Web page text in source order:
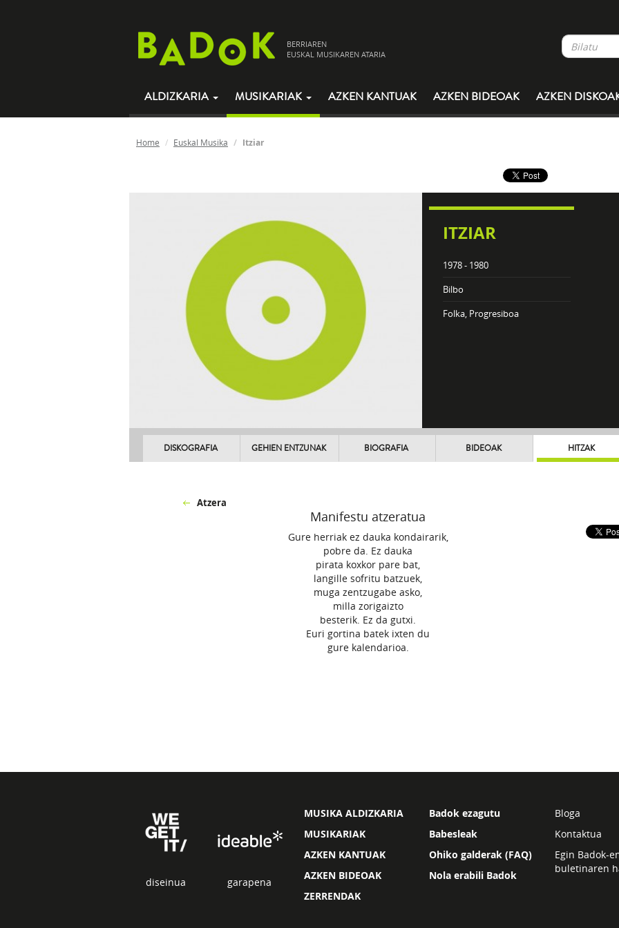
BERRIAREN
EUSKAL MUSIKAREN ATARIA
ALDIZKARIA MUSIKARIAK AZKEN KANTUAK AZKEN BIDEOAK AZKEN
Home Euskal Musika Itziar
ITZIAR
1978 - 1980
Bilbo
Folka, Progresiboa
DISKOGRAFIA GEHIEN ENTZUNAK BIOGRAFIA BIDEOAK HITZAK
Atzera
Manifestu atzeratua
Gure herriak ez dauka kondairarik,
pobre da. Ez dauka
pirata koxkor pare bat,
langille sofritu batzuek,
muga zentzugabe asko,
milla zorigaizto
besterik. Ez da gutxi.
Euri gortina batek ixten du
gure kalendarioa.
diseinua garapena
MUSIKA ALDIZKARIA
MUSIKARIAK
AZKEN KANTUAK
AZKEN BIDEOAK
ZERRENDAK
Badok ezagutu
Babesleak
Ohiko galderak (FAQ)
Nola erabili Badok
Bloga
Kontaktua
Egin Badok-
buletinaren